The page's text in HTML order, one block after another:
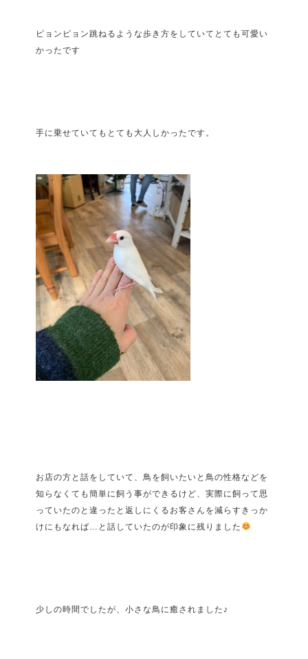
ピョンピョン跳ねるような歩き方をしていてとても可愛い
かったです
手に乗せていてもとても大人しかったです。
お店の方と話をしていて、鳥を飼いたいと鳥の性格などを
知らなくても簡単に飼う事ができるけど、実際に飼って思
っていたのと違ったと返しにくるお客さんを減らすきっか
けにもなれば…と話していたのが印象に残りました
少しの時間でしたが、小さな鳥に癒されました♪